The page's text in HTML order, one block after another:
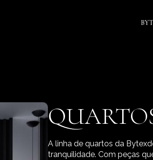
A linha de quartos da
tranquilidade. Com peças